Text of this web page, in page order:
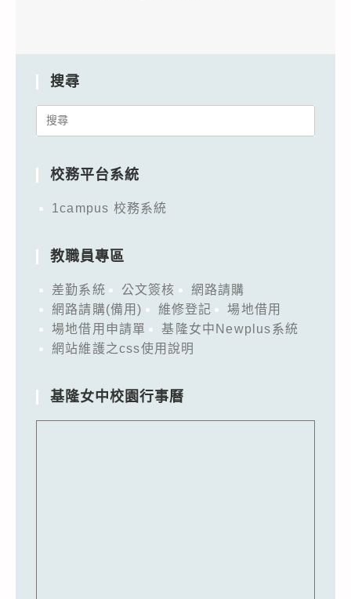
搜尋
Search
校務平台系統
1campus 校務系統
教職員專區
差勤系統 公文簽核
網路請購
網路請購(備用)
維修登記
場地借用
場地借用申請單
基隆女中Newplus系統
網站維護之css使用說明
基隆女中校園行事曆